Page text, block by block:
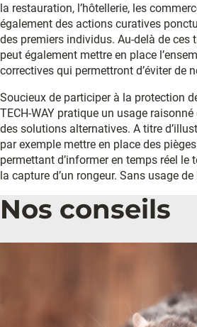
la restauration, l’hôtellerie, les
également des actions curatives
des premiers individus. Au-delà de ces
peut également mettre en place
correctives qui permettront d’éviter de
Soucieux de participer à la protection
TECH-WAY pratique un usage
des solutions alternatives. A titre
par exemple mettre en place des
permettant d’informer en temps réel le
la capture d’un rongeur. Sans usage
Nos conseils